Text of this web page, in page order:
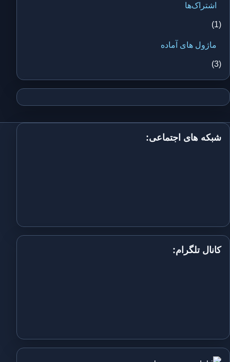
اشتراک‌ها
(1)
ماژول های آماده
(3)
شبکه های اجتماعی:
کانال تلگرام: